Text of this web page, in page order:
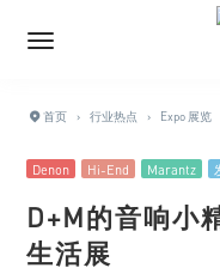
首页 › 行业热点 › Expo 展览
Denon Hi-End Marantz
D+M的音响小
生活展